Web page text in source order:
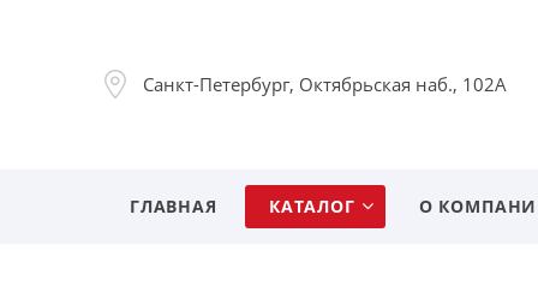
Санкт-Петербург, Октябрьская наб., 102А
ГЛАВНАЯ КАТАЛОГ О